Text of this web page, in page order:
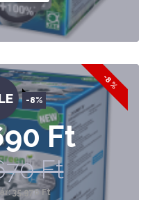
-8 %
-8%
Ft
Ft
35,976 Ft